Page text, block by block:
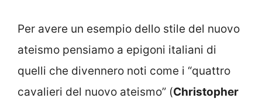
Per avere un esempio dello stile del nuovo
ateismo pensiamo a epigoni italiani di
quelli che divennero noti come i “quattro
cavalieri del nuovo ateismo” (Christopher